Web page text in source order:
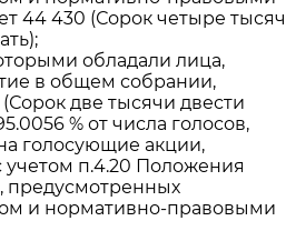
44 430 (Сорок четыре
обладали лица,
в общем собрании,
(Сорок две тысячи двести
% от числа голосов,
голосующие акции,
учетом п.4.20 Положения
предусмотренных
и нормативно-правовыми